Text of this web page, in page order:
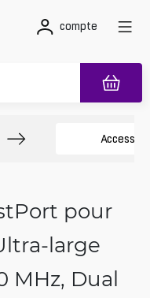
compte
pour
large
MHz, Dual